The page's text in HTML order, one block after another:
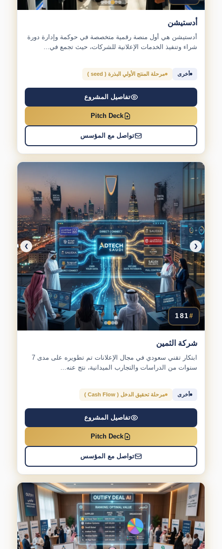
أدستيشن
أدستيشن هي أول منصة رقمية متخصصة في حوكمة وإدارة دورة
شراء وتنفيذ الخدمات الإعلانية للشركات، حيث تجمع في...
أخرى مرحلة المنتج الأولي البذرة ( seed )
تفاصيل المشروع
Pitch Deck
تواصل مع المؤسس
❮
❯
#
181
شركة الثمين
ابتكار تقني سعودي في مجال الإعلانات تم تطويره على مدى 7
سنوات من الدراسات والتجارب الميدانية، نتج عنه...
أخرى مرحلة تحقيق الدخل ( Cash Flow )
تفاصيل المشروع
Pitch Deck
تواصل مع المؤسس